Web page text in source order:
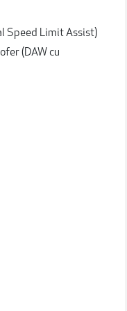
Speed Limit Assist)
(DAW cu